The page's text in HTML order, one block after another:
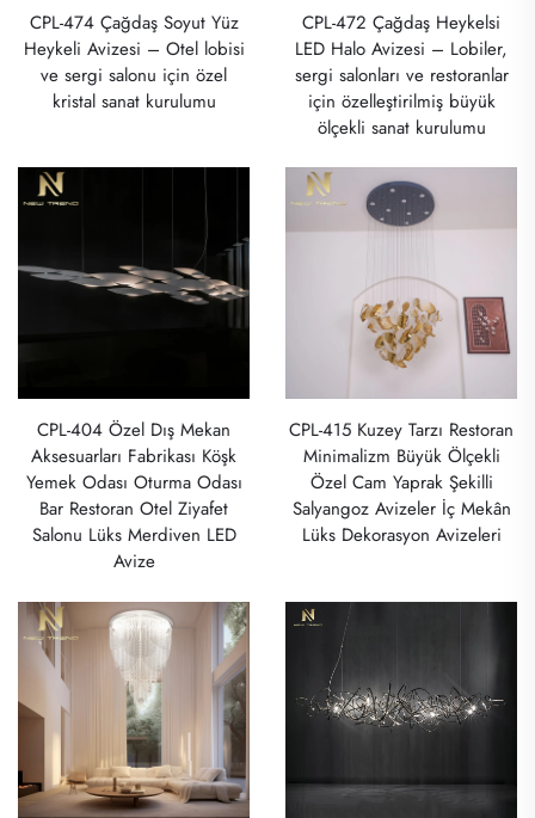
CPL-474 Çağdaş Soyut Yüz
Heykeli Avizesi – Otel lobisi
ve sergi salonu için özel
kristal sanat kurulumu
CPL-472 Çağdaş Heykelsi
LED Halo Avizesi – Lobiler,
sergi salonları ve restoranlar
için özelleştirilmiş büyük
ölçekli sanat kurulumu
CPL-404 Özel Dış Mekan
Aksesuarları Fabrikası Köşk
Yemek Odası Oturma Odası
Bar Restoran Otel Ziyafet
Salonu Lüks Merdiven LED
Avize
CPL-415 Kuzey Tarzı Restoran
Minimalizm Büyük Ölçekli
Özel Cam Yaprak Şekilli
Salyangoz Avizeler İç Mekân
Lüks Dekorasyon Avizeleri